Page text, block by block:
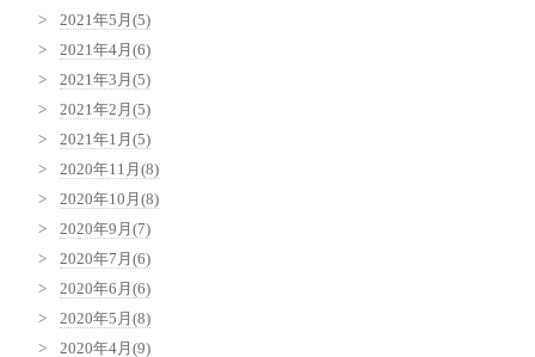
2021年5月(5)
2021年4月(6)
2021年3月(5)
2021年2月(5)
2021年1月(5)
2020年11月(8)
2020年10月(8)
2020年9月(7)
2020年7月(6)
2020年6月(6)
2020年5月(8)
2020年4月(9)